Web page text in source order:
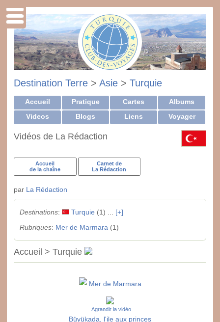
Destination Terre > Asie > Turquie
Accueil Pratique Cartes
Albums
Videos
Blogs Liens Voyager
Vidéos de La Rédaction
Accueil
de la chaîne
Carnet de
La Rédaction
par La Rédaction
Destinations: Turquie (1) ... [+]
Rubriques: Mer de Marmara (1)
Accueil > Turquie
Mer de Marmara
Agrandir la vidéo
Büyükada, l'ile aux princes